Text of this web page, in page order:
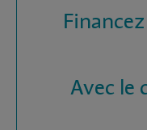
Avec le